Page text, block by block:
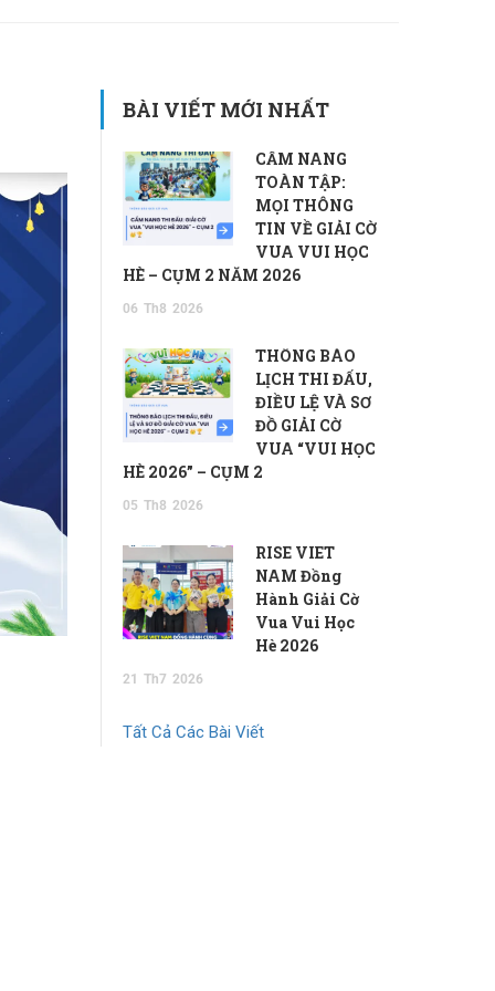
BÀI VIẾT MỚI NHẤT
CẨM NANG
TOÀN TẬP:
MỌI THÔNG
TIN VỀ GIẢI CỜ
VUA VUI HỌC
HÈ – CỤM 2 NĂM 2026
06 Th8 2026
THÔNG BÁO
LỊCH THI ĐẤU,
ĐIỀU LỆ VÀ SƠ
ĐỒ GIẢI CỜ
VUA “VUI HỌC
HÈ 2026” – CỤM 2
05 Th8 2026
RISE VIET
NAM Đồng
Hành Giải Cờ
Vua Vui Học
Hè 2026
21 Th7 2026
Tất Cả Các Bài Viết